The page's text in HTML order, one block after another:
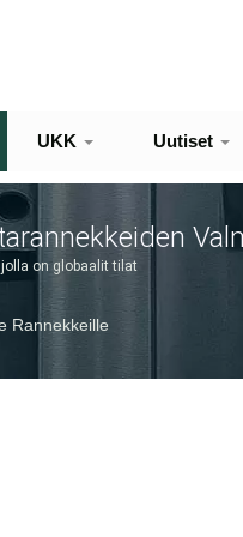
UKK Uutiset
OEM/ODM-
on globaalit tilat
Rannekkeille